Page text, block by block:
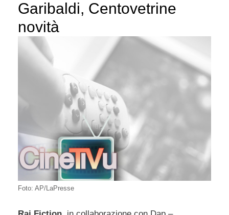
Garibaldi, Centovetrine
novità
Foto: AP/LaPresse